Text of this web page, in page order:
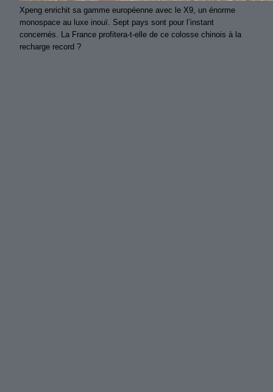
Xpeng enrichit sa gamme européenne avec le X9, un énorme
monospace au luxe inouï. Sept pays sont pour l’instant
concernés. La France profitera-t-elle de ce colosse chinois à la
recharge record ?